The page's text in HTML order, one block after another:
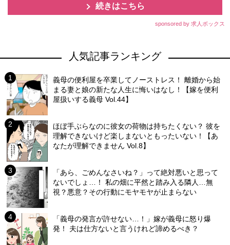
続きはこちら
sponsored by 求人ボックス
人気記事ランキング
義母の便利屋を卒業してノーストレス！ 離婚から始
まる妻と娘の新たな人生に悔いはなし！【嫁を便利
屋扱いする義母 Vol.44】
ほぼ手ぶらなのに彼女の荷物は持ちたくない？ 彼を
理解できないけど楽しまないともったいない！【あ
なたが理解できません Vol.8】
「あら、ごめんなさいね？」って絶対悪いと思って
ないでしょ…！ 私の畑に平然と踏み入る隣人…無
視？悪意？その行動にモヤモヤが止まらない
「義母の発言が許せない…！」嫁が義母に怒り爆
発！ 夫は仕方ないと言うけれど諦めるべき？